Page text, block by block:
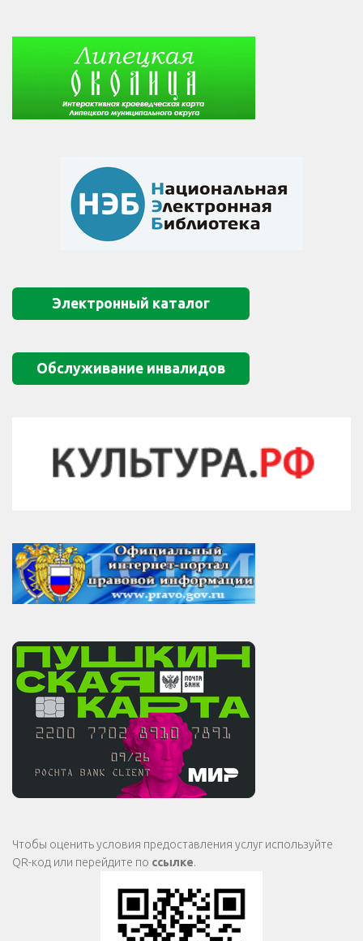
Электронный каталог
Обслуживание инвалидов
Чтобы оценить условия предоставления услуг используйте
QR-код или перейдите по ссылке.